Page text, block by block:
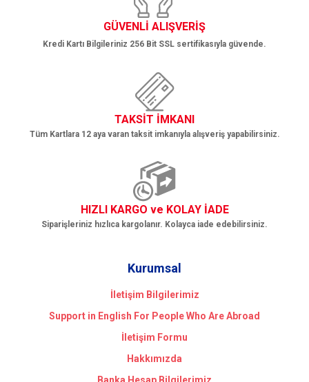
Gönder
GÜVENLİ ALIŞVERİŞ
Kredi Kartı Bilgileriniz 256 Bit SSL sertifikasıyla güvende.
TAKSİT İMKANI
Tüm Kartlara 12 aya varan taksit imkanıyla alışveriş yapabilirsiniz.
HIZLI KARGO ve KOLAY İADE
Siparişleriniz hızlıca kargolanır. Kolayca iade edebilirsiniz.
Kurumsal
İletişim Bilgilerimiz
Support in English For People Who Are Abroad
İletişim Formu
Hakkımızda
Banka Hesap Bilgilerimiz